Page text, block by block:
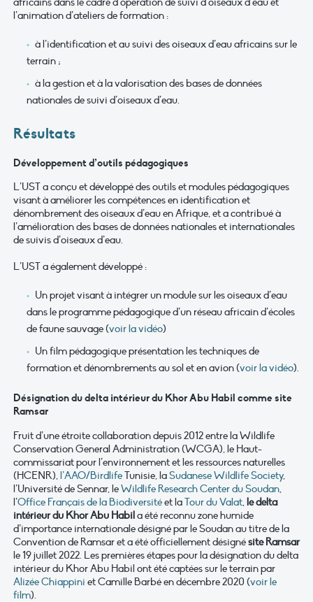
l’animation d’ateliers de formation :
à l’identification et au suivi des oiseaux d’eau africains sur le
terrain ;
à la gestion et à la valorisation des bases de données
nationales de suivi d’oiseaux d’eau.
Résultats
Développement d’outils pédagogiques
L’UST a conçu et développé des outils et modules pédagogiques
visant à améliorer les compétences en identification et
dénombrement des oiseaux d’eau en Afrique, et a contribué à
l’amélioration des bases de données nationales et internationales
de suivis d’oiseaux d’eau.
L’UST a également développé :
Un projet visant à intégrer un module sur les oiseaux d’eau
dans le programme pédagogique d’un réseau africain d’écoles
de faune sauvage (voir la vidéo)
Un film pédagogique présentation les techniques de
formation et dénombrements au sol et en avion (voir la vidéo).
Désignation du delta intérieur du Khor Abu Habil comme site
Ramsar
Fruit d’une étroite collaboration depuis 2012 entre la Wildlife
Conservation General Administration (WCGA), le Haut-
commissariat pour l’environnement et les ressources naturelles
(HCENR), l’AAO/BirdlifeTunisie, laSudanese Wildlife Society,
l’Université de Sennar, leWildlife Research Center du Soudan
l’Office Français de la Biodiversitéet laTour du Valat le delta
intérieur du Khor Abu Habila été reconnu zone humide
d’importance internationale désigné par le Soudan au titre de la
Convention de Ramsar et a été officiellement désignésite Ramsar
le 19 juillet 2022. Les premières étapes pour la désignation du delta
intérieur du Khor Abu Habil ont été captées sur le terrain par
Alizée Chiappini et Camille Barbé en décembre 2020 (voir le
film).